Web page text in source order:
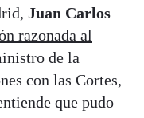
Juan Carlos
razonada al
de la
con las Cortes,
que pudo